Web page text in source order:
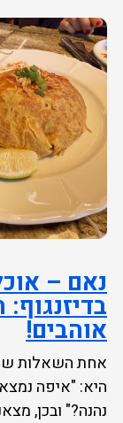
נאם –
אוהבים!
אחת השאלות
היא: "איפה
נהנה?" ובכן,